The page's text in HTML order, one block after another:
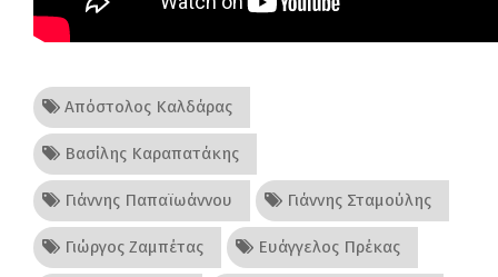
Απόστολος Καλδάρας
Βασίλης Καραπατάκης
Γιάννης Παπαϊωάννου Γιάννης Σταμούλης
Γιώργος Ζαμπέτας Ευάγγελος Πρέκας